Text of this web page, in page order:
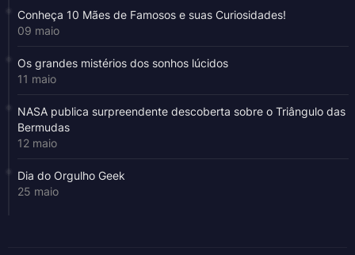
Conheça 10 Mães de Famosos e suas Curiosidades!
09 maio
Os grandes mistérios dos sonhos lúcidos
11 maio
NASA publica surpreendente descoberta sobre o Triângulo das
Bermudas
12 maio
Dia do Orgulho Geek
25 maio